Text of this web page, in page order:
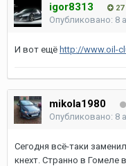
igor8313 27
Опубликовано: 8
И вот ещё http://www.oil-
mikola1980
Опубликовано: 8
Сегодня всё-таки
кнехт. Странно в Гомеле